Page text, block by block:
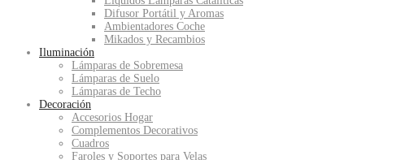
Difusor Portátil y Aromas
Ambientadores Coche
Mikados y Recambios
Iluminación
Lámparas de Sobremesa
Lámparas de Suelo
Lámparas de Techo
Decoración
Accesorios Hogar
Complementos Decorativos
Cuadros
Faroles y Soportes para Velas